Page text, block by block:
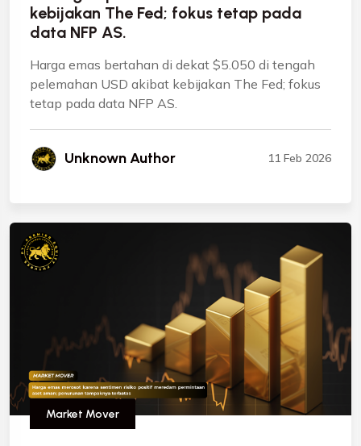
kebijakan The Fed; fokus tetap pada
data NFP AS.
Harga emas bertahan di dekat $5.050 di tengah
pelemahan USD akibat kebijakan The Fed; fokus
tetap pada data NFP AS.
Unknown Author 11 Feb 2026
Market Mover